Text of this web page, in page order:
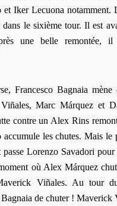
et Iker Lecuona notamment.
dans le sixième tour. Il est
une belle remontée, il
Francesco Bagnaia
Marc Márquez et
contre un Alex Rins
accumule les chutes. Mais le
passe Lorenzo Savadori
où Alex Márquez
Viñales. Au tour
de chuter ! Maverick